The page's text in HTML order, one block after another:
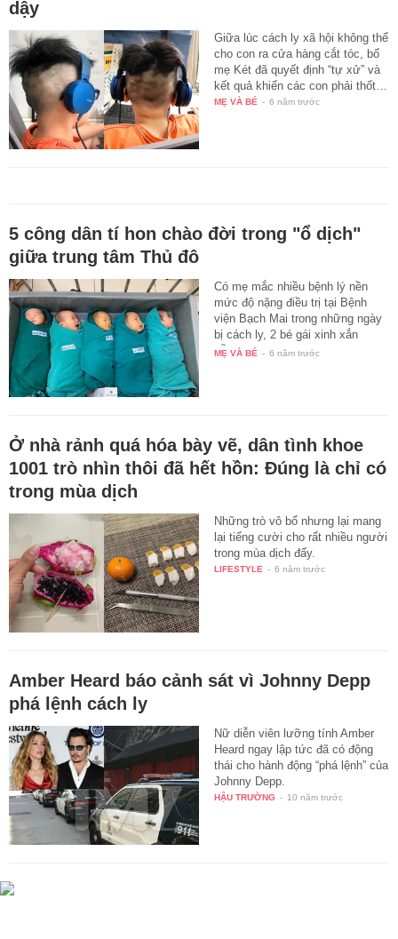
dậy
Giữa lúc cách ly xã hội không thể
cho con ra cửa hàng cắt tóc, bố
mẹ Két đã quyết định “tự xử” và
kết quả khiến các con phải thốt…
MẸ VÀ BÉ - 6 năm trước
5 công dân tí hon chào đời trong "ổ dịch"
giữa trung tâm Thủ đô
Có mẹ mắc nhiều bệnh lý nền
mức độ nặng điều trị tại Bệnh
viện Bạch Mai trong những ngày
bị cách ly, 2 bé gái xinh xắn
vẫn…
MẸ VÀ BÉ - 6 năm trước
Ở nhà rảnh quá hóa bày vẽ, dân tình khoe
1001 trò nhìn thôi đã hết hồn: Đúng là chỉ có
trong mùa dịch
Những trò vô bổ nhưng lại mang
lại tiếng cười cho rất nhiều người
trong mùa dịch đấy.
LIFESTYLE - 6 năm trước
Amber Heard báo cảnh sát vì Johnny Depp
phá lệnh cách ly
Nữ diễn viên lưỡng tính Amber
Heard ngay lập tức đã có động
thái cho hành động “phá lệnh” của
Johnny Depp.
HẬU TRƯỜNG - 10 năm trước